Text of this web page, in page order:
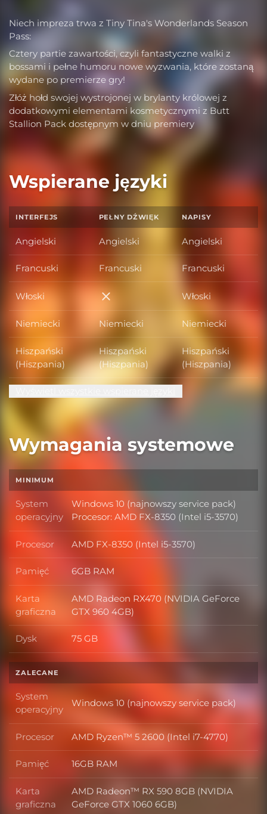
Niech impreza trwa z Tiny Tina's Wonderlands Season
Pass:
Cztery partie zawartości, czyli fantastyczne walki z
bossami i pełne humoru nowe wyzwania, które zostaną
wydane po premierze gry!
Złóż hołd swojej wystrojonej w brylanty królowej z
dodatkowymi elementami kosmetycznymi z Butt
Stallion Pack dostępnym w dniu premiery
Wspierane języki
INTERFEJS PEŁNY DŹWIĘK NAPISY
Angielski Angielski Angielski
Francuski Francuski Francuski
Włoski Włoski Włoski
Niemiecki Niemiecki Niemiecki
Hiszpański
(Hiszpania)
Hiszpański
(Hiszpania)
Hiszpański
(Hiszpania)
Wymagania systemowe
MINIMUM
System
operacyjny
System operacyjny
Windows 10 (najnowszy service pack)
Procesor: AMD FX-8350 (Intel i5-3570)
Procesor Procesor
AMD FX-8350 (Intel i5-3570)
Pamięć Pamięć
6GB RAM
Karta
graficzna
Karta graficzna
AMD Radeon RX470 (NVIDIA GeForce
GTX 960 4GB)
Dysk Dysk
75 GB
ZALECANE
System
operacyjny
System operacyjny
Windows 10 (najnowszy service pack)
Procesor Procesor
AMD Ryzen™ 5 2600 (Intel i7-4770)
Pamięć Pamięć
16GB RAM
Karta
graficzna
Karta graficzna
AMD Radeon™ RX 590 8GB (NVIDIA
GeForce GTX 1060 6GB)